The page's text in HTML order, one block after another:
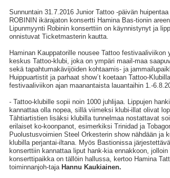
Sunnuntain 31.7.2016 Junior Tattoo -päivän
ROBININ ikärajaton konsertti Hamina Bas-tionin
Lipunmyynti Robinin konserttiin on käynnistynyt ja
onnistuvat Ticketmasterin kautta.
Haminan Kauppatorille nousee Tattoo festivaaliviikon
keskus Tattoo-klubi, joka on ympäri maail-maa
sekä tapahtumakävijöiden kohtaamis- ja
Huippuartistit ja parhaat show´t koetaan Tattoo-
festivaaliviikon ajan maanantaista lauantaihin 1.-
- Tattoo-klubille sopii noin 1000 juhlijaa. Lippujen
kannattaa olla nopea, sillä viimeksi klubi-illat olivat
Tähtiartistien lisäksi klubilla tunnelmaa nostattavat
erilaiset ko-koonpanot, esimerkiksi Trinidad ja
Puolustusvoimien Steel Orkesterin show nähdään ja
klubilla perjantai-iltana. Myös Bastionissa
konserttiin kannattaa liput hank-kia ennakkoon, jolloin
konserttipaikka on tällöin hallussa, kertoo Hamina
toiminnanjoh-tajaHannu Kaukiainen.